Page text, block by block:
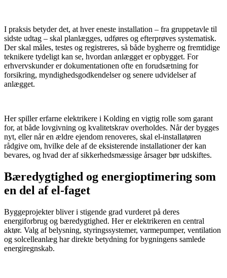
I praksis betyder det, at hver eneste installation – fra gruppetavle til
sidste udtag – skal planlægges, udføres og efterprøves systematisk.
Der skal måles, testes og registreres, så både bygherre og fremtidige
teknikere tydeligt kan se, hvordan anlægget er opbygget. For
erhvervskunder er dokumentationen ofte en forudsætning for
forsikring, myndighedsgodkendelser og senere udvidelser af
anlægget.
Her spiller erfarne elektrikere i Kolding en vigtig rolle som garant
for, at både lovgivning og kvalitetskrav overholdes. Når der bygges
nyt, eller når en ældre ejendom renoveres, skal el-installatøren
rådgive om, hvilke dele af de eksisterende installationer der kan
bevares, og hvad der af sikkerhedsmæssige årsager bør udskiftes.
Bæredygtighed og energioptimering som
en del af el-faget
Byggeprojekter bliver i stigende grad vurderet på deres
energiforbrug og bæredygtighed. Her er elektrikeren en central
aktør. Valg af belysning, styringssystemer, varmepumper, ventilation
og solcelleanlæg har direkte betydning for bygningens samlede
energiregnskab.